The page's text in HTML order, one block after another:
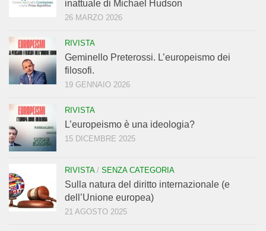
inattuale di Michael Hudson
26 MARZO 2026
RIVISTA
Geminello Preterossi. L’europeismo dei
filosofi.
19 GENNAIO 2026
RIVISTA
L’europeismo è una ideologia?
15 DICEMBRE 2025
RIVISTA/ SENZA CATEGORIA
Sulla natura del diritto internazionale (e
dell’Unione europea)
21 AGOSTO 2025